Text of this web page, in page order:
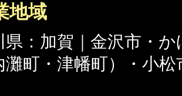
地域
県：加賀｜金沢市・
灘町・津幡町）・小